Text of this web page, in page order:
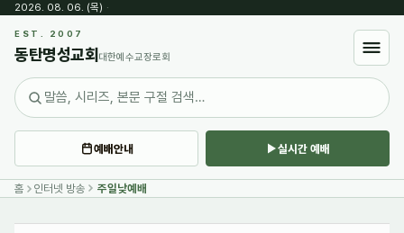
2026. 08. 06. (목) ·
EST. 2007
동탄명성교회 대한예수교장로회
예배안내 실시간 예배
홈 인터넷 방송 주일낮예배
Sketchbook5, 스케치북5
Sketchbook5, 스케치북5